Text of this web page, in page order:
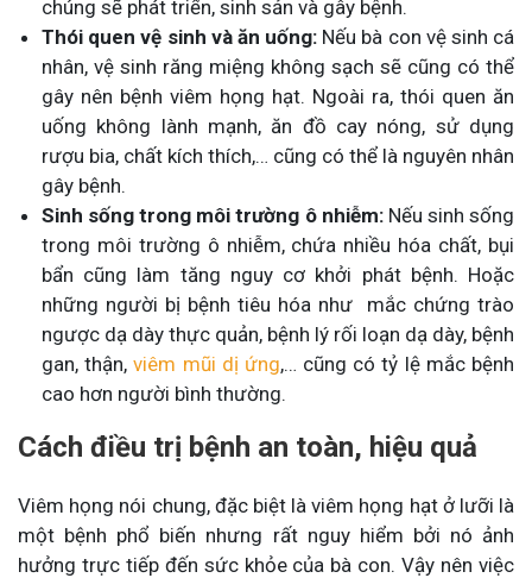
chúng sẽ phát triển, sinh sản và gây bệnh.
Thói quen vệ sinh và ăn uống: Nếu bà con vệ sinh cá
nhân, vệ sinh răng miệng không sạch sẽ cũng có thể
gây nên bệnh viêm họng hạt. Ngoài ra, thói quen ăn
uống không lành mạnh, ăn đồ cay nóng, sử dụng
rượu bia, chất kích thích,… cũng có thể là nguyên nhân
gây bệnh.
Sinh sống trong môi trường ô nhiễm:Nếu sinh sống
trong môi trường ô nhiễm, chứa nhiều hóa chất, bụi
bẩn cũng làm tăng nguy cơ khởi phát bệnh. Hoặc
những người bị bệnh tiêu hóa như mắc chứng trào
ngược dạ dày thực quản, bệnh lý rối loạn dạ dày, bệnh
gan, thận,viêm mũi dị ứng,… cũng có tỷ lệ mắc bệnh
cao hơn người bình thường.
Cách điều trị bệnh an toàn, hiệu quả
Viêm họng nói chung, đặc biệt là viêm họng hạt ở lưỡi là
một bệnh phổ biến nhưng rất nguy hiểm bởi nó ảnh
hưởng trực tiếp đến sức khỏe của bà con. Vậy nên việc